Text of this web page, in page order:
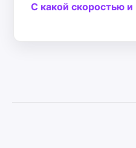
С какой скоростью и